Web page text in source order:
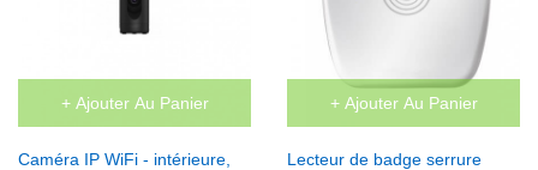
+ Ajouter Au Panier
Caméra IP WiFi - intérieure,
+ Ajouter Au Panier
Lecteur de badge serrure